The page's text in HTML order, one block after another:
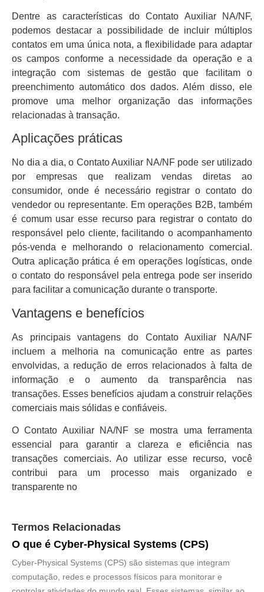
Dentre as características do Contato Auxiliar NA/NF,
podemos destacar a possibilidade de incluir múltiplos
contatos em uma única nota, a flexibilidade para adaptar
os campos conforme a necessidade da operação e a
integração com sistemas de gestão que facilitam o
preenchimento automático dos dados. Além disso, ele
promove uma melhor organização das informações
relacionadas à transação.
Aplicações práticas
No dia a dia, o Contato Auxiliar NA/NF pode ser utilizado
por empresas que realizam vendas diretas ao
consumidor, onde é necessário registrar o contato do
vendedor ou representante. Em operações B2B, também
é comum usar esse recurso para registrar o contato do
responsável pelo cliente, facilitando o acompanhamento
pós-venda e melhorando o relacionamento comercial.
Outra aplicação prática é em operações logísticas, onde
o contato do responsável pela entrega pode ser inserido
para facilitar a comunicação durante o transporte.
Vantagens e benefícios
As principais vantagens do Contato Auxiliar NA/NF
incluem a melhoria na comunicação entre as partes
envolvidas, a redução de erros relacionados à falta de
informação e o aumento da transparência nas
transações. Esses benefícios ajudam a construir relações
comerciais mais sólidas e confiáveis.
O Contato Auxiliar NA/NF se mostra uma ferramenta
essencial para garantir a clareza e eficiência nas
transações comerciais. Ao utilizar esse recurso, você
contribui para um processo mais organizado e
transparente no
Termos Relacionadas
O que é Cyber-Physical Systems (CPS)
Cyber-Physical Systems (CPS) são sistemas que integram
computação, redes e processos físicos para monitorar e